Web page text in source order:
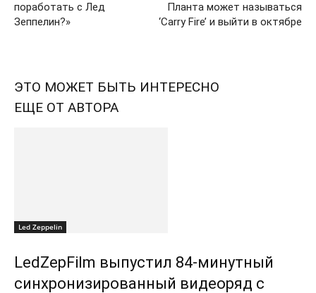
поработать с Лед
Зеппелин?»
Планта может называться
‘Carry Fire’ и выйти в октябре
ЭТО МОЖЕТ БЫТЬ ИНТЕРЕСНО
ЕЩЕ ОТ АВТОРА
Led Zeppelin
LedZepFilm выпустил 84-минутный
синхронизированный видеоряд с